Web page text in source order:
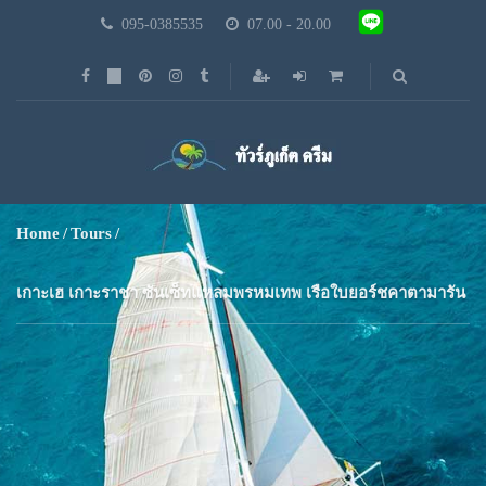
095-0385535 07.00 - 20.00
Home Tours
เกาะเฮ เกาะราชา ซันเซ็ทแหลมพรหมเทพ เรือใบยอร์ชคาตามารัน